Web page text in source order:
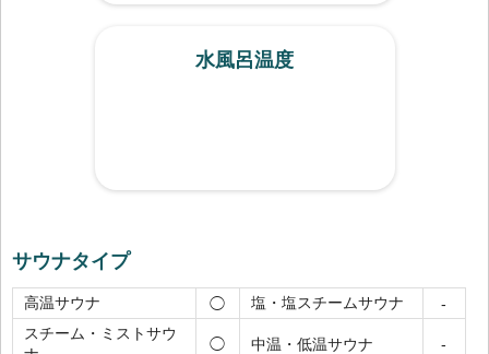
水風呂温度
サウナタイプ
高温サウナ ◯ 塩・塩スチームサウナ
-
スチーム・ミストサウ
◯ 中温・低温サウナ -